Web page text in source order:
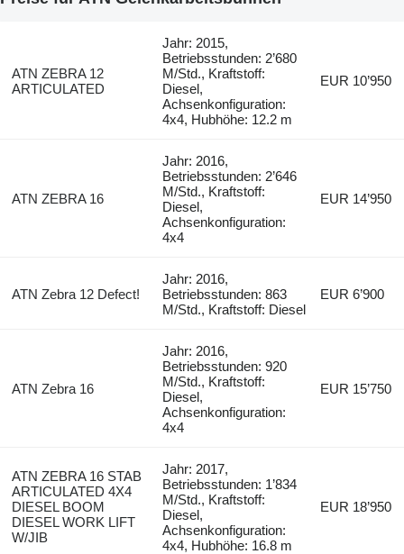
ATN ZEBRA 12
ARTICULATED
Jahr: 2015,
Betriebsstunden: 2’680
M/Std., Kraftstoff:
Diesel,
Achsenkonfiguration:
4x4, Hubhöhe: 12.2 m
EUR 10’950
ATN ZEBRA 16
Jahr: 2016,
Betriebsstunden: 2’646
M/Std., Kraftstoff:
Diesel,
Achsenkonfiguration:
4x4
EUR 14’950
ATN Zebra 12 Defect!
Jahr: 2016,
Betriebsstunden: 863
M/Std., Kraftstoff: Diesel
EUR 6’900
ATN Zebra 16
Jahr: 2016,
Betriebsstunden: 920
M/Std., Kraftstoff:
Diesel,
Achsenkonfiguration:
4x4
EUR 15’750
ATN ZEBRA 16 STAB
ARTICULATED 4X4
DIESEL BOOM
DIESEL WORK LIFT
W/JIB
Jahr: 2017,
Betriebsstunden: 1’834
M/Std., Kraftstoff:
Diesel,
Achsenkonfiguration:
4x4, Hubhöhe: 16.8 m
EUR 18’950